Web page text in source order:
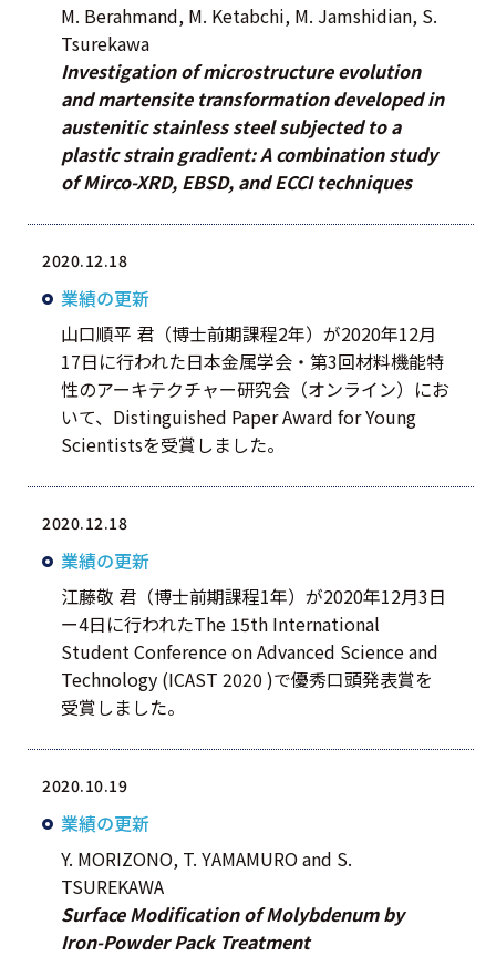
M. Berahmand, M. Ketabchi, M. Jamshidian, S.
Tsurekawa
Investigation of microstructure evolution
and martensite transformation developed in
austenitic stainless steel subjected to a
plastic strain gradient: A combination study
of Mirco-XRD, EBSD, and ECCI techniques
2020.12.18
業績の更新
山口順平 君（博士前期課程2年）が2020年12月
17日に行われた日本金属学会・第3回材料機能特
性のアーキテクチャー研究会（オンライン）にお
いて、Distinguished Paper Award for Young
Scientistsを受賞しました。
2020.12.18
業績の更新
江藤敬 君（博士前期課程1年）が2020年12月3日
ー4日に行われたThe 15th International
Student Conference on Advanced Science and
Technology (ICAST 2020 )で優秀口頭発表賞を
受賞しました。
2020.10.19
業績の更新
Y. MORIZONO, T. YAMAMURO and S.
TSUREKAWA
Surface Modification of Molybdenum by
Iron-Powder Pack Treatment